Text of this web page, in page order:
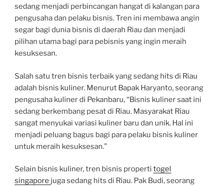
sedang menjadi perbincangan hangat di kalangan para
pengusaha dan pelaku bisnis. Tren ini membawa angin
segar bagi dunia bisnis di daerah Riau dan menjadi
pilihan utama bagi para pebisnis yang ingin meraih
kesuksesan.
Salah satu tren bisnis terbaik yang sedang hits di Riau
adalah bisnis kuliner. Menurut Bapak Haryanto, seorang
pengusaha kuliner di Pekanbaru, “Bisnis kuliner saat ini
sedang berkembang pesat di Riau. Masyarakat Riau
sangat menyukai variasi kuliner baru dan unik. Hal ini
menjadi peluang bagus bagi para pelaku bisnis kuliner
untuk meraih kesuksesan.”
Selain bisnis kuliner, tren bisnis properti togel
singapore juga sedang hits di Riau. Pak Budi, seorang